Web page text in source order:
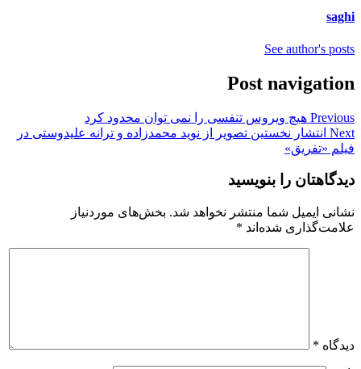
saghi
See author's posts
Post navigation
Previous هیچ ویروس تنفسی را نمی توان محدود کرد
Next انتشار نخستین تصویر از نوید محمدزاده و ترانه علیدوستی در
فیلم «تفریق»
دیدگاهتان را بنویسید
نشانی ایمیل شما منتشر نخواهد شد. بخش‌های موردنیاز
علامت‌گذاری شده‌اند *
دیدگاه *